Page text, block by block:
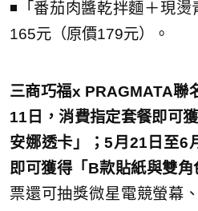
◾️「番茄肉醬乾拌麵＋現
165元（原價179元）。
三商巧福x PRAGMATA聯
11日，消費指定套餐即可
安娜透卡」；5月21日至6
即可獲得「B款貼紙與雙角
票還可抽獎微星電競螢幕